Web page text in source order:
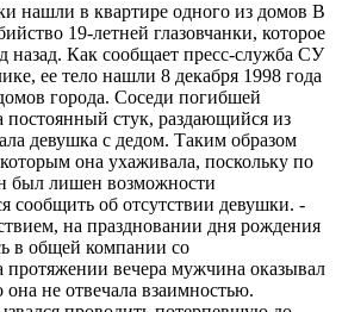
нашли в квартире одного из домов В
19-летней глазовчанки, которое
назад. Как сообщает пресс-служба СУ
ее тело нашли 8 декабря 1998 года
города. Соседи погибшей
постоянный стук, раздающийся из
девушка с дедом. Таким образом
она ухаживала, поскольку по
был лишен возможности
сообщить об отсутствии девушки. -
на праздновании дня рождения
в общей компании со
вечера мужчина оказывал
не отвечала взаимностью.